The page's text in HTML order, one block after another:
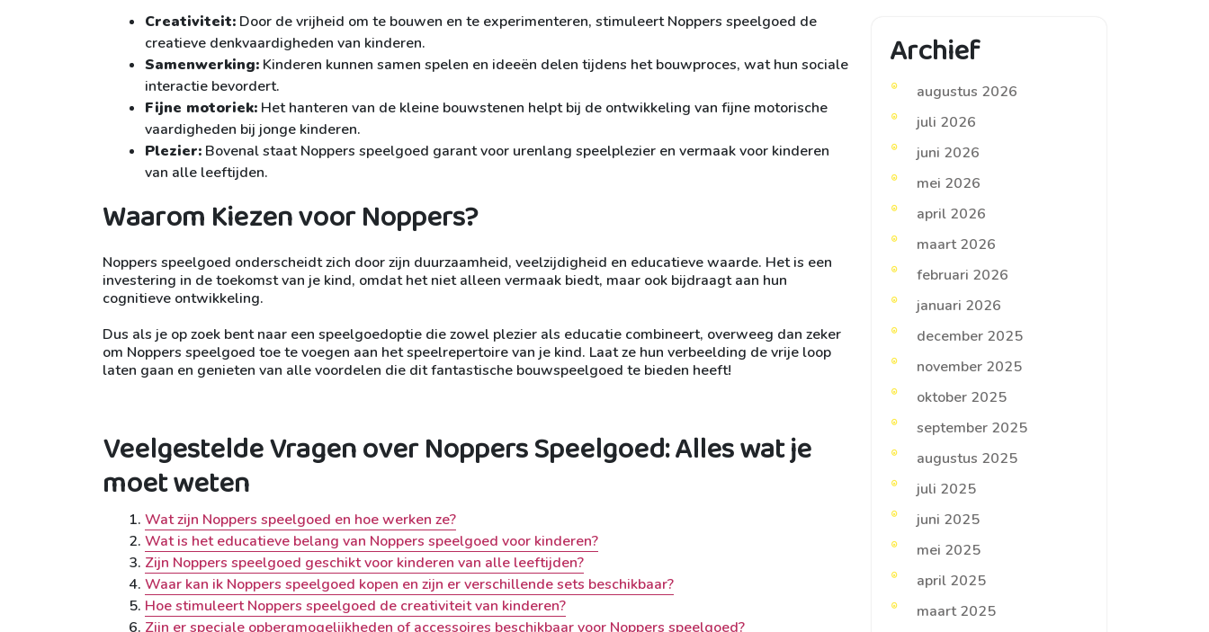
Creativiteit: Door de vrijheid om te bouwen en te experimenteren, stimuleert Noppers speelgoed de
creatieve denkvaardigheden van kinderen.
Samenwerking: Kinderen kunnen samen spelen en ideeën delen tijdens het bouwproces, wat hun sociale
interactie bevordert.
Fijne motoriek: Het hanteren van de kleine bouwstenen helpt bij de ontwikkeling van fijne motorische
vaardigheden bij jonge kinderen.
Plezier: Bovenal staat Noppers speelgoed garant voor urenlang speelplezier en vermaak voor kinderen
van alle leeftijden.
Waarom Kiezen voor Noppers?
Noppers speelgoed onderscheidt zich door zijn duurzaamheid, veelzijdigheid en educatieve waarde. Het is een
investering in de toekomst van je kind, omdat het niet alleen vermaak biedt, maar ook bijdraagt aan hun
cognitieve ontwikkeling.
Dus als je op zoek bent naar een speelgoedoptie die zowel plezier als educatie combineert, overweeg dan zeker
om Noppers speelgoed toe te voegen aan het speelrepertoire van je kind. Laat ze hun verbeelding de vrije loop
laten gaan en genieten van alle voordelen die dit fantastische bouwspeelgoed te bieden heeft!
Veelgestelde Vragen over Noppers Speelgoed: Alles wat je
moet weten
Wat zijn Noppers speelgoed en hoe werken ze?
Wat is het educatieve belang van Noppers speelgoed voor kinderen?
Zijn Noppers speelgoed geschikt voor kinderen van alle leeftijden?
Waar kan ik Noppers speelgoed kopen en zijn er verschillende sets beschikbaar?
Hoe stimuleert Noppers speelgoed de creativiteit van kinderen?
Zijn er speciale opbergmogelijkheden of accessoires beschikbaar voor Noppers speelgoed?
Archief
augustus 2026
juli 2026
juni 2026
mei 2026
april 2026
maart 2026
februari 2026
januari 2026
december 2025
november 2025
oktober 2025
september 2025
augustus 2025
juli 2025
juni 2025
mei 2025
april 2025
maart 2025